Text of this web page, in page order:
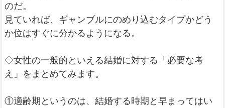
のだ。
見ていれば、ギャンブルにのめり込むタイプかどう
か位はすぐに分かるようになる。
◇女性の一般的といえる結婚に対する「必要な考
え」をまとめてみます。
①適齢期というのは、結婚する時期と早まってはい